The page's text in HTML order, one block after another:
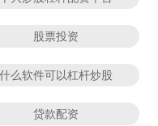
股票投资
什么软件可以杠杆炒股
贷款配资